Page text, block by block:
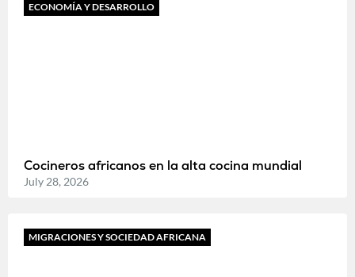
ECONOMÍA Y DESARROLLO
Cocineros africanos en la alta cocina mundial
July 28, 2026
MIGRACIONES Y SOCIEDAD AFRICANA